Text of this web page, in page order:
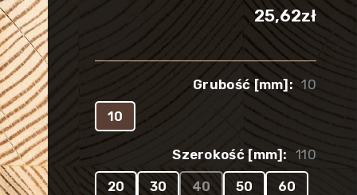
25,62zł
Grubość [mm]: 10
10
Szerokość [mm]: 110
20 30 40 50 60